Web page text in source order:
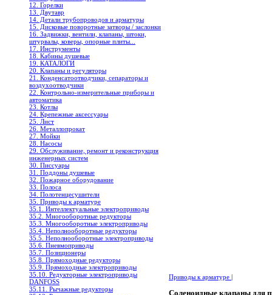
12. Горелки
13. Двутавр
14. Детали трубопроводов и арматуры
15. Дисковые поворотные затворы / заслонки
16. Задвижки, вентили, клапаны, штоки,
штурвалы, коверы, опорные плиты...
17. Инструменты
18. Кабины душевые
19. КАТАЛОГИ
20. Клапаны и регуляторы
21. Конденсатоотводчики, сепараторы и
воздухоотводчики
22. Контрольно-измерительные приборы и
автоматика
23. Котлы
24. Крепежные аксессуары
25. Лист
26. Металлопрокат
27. Мойки
28. Насосы
29. Обслуживание, ремонт и реконструкция
инженерных систем
30. Писсуары
31. Поддоны душевые
32. Пожарное оборудование
33. Полоса
34. Полотенцесушители
35. Приводы к арматуре
35.1. Интеллектуальные электроприводы
35.2. Многооборотные редукторы
35.3. Многооборотные электроприводы
35.4. Неполнооборотные редукторы
35.5. Неполнооборотные электроприводы
35.6. Пневмоприводы
35.7. Позиционеры
35.8. Прямоходные редукторы
35.9. Прямоходные электроприводы
35.10. Редукторные электроприводы
DANFOSS
35.11. Рычажные редукторы
Приводы к арматуре |
Соленоидные клапаны для